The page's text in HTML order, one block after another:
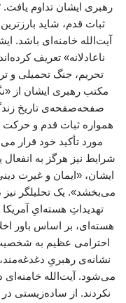
ثبات قدم، شاید
آیت‌الله خامنه‌ای باشد.
ناعادلانه» تعریف
تحریم، جنگ تحمیلی و
مکتب رهبری ایشان از
صفحه‌صفحه‌ی تاریخ
همواره ثبات قدم و حرکت
مورد تأکید خود قرار
شرایط نیز هرگز به انفعال
ایشان، «ایمان و غیرت
می‌بخشد». یک تحلیلگر
تهدیداتِ هسته‌ایِ
هسته‌ای، بر اساس باور
نشانه‌ی رهبریِ
می‌شود. آیت‌الله خامنه‌ای
نکردند. از ساده‌زیستی